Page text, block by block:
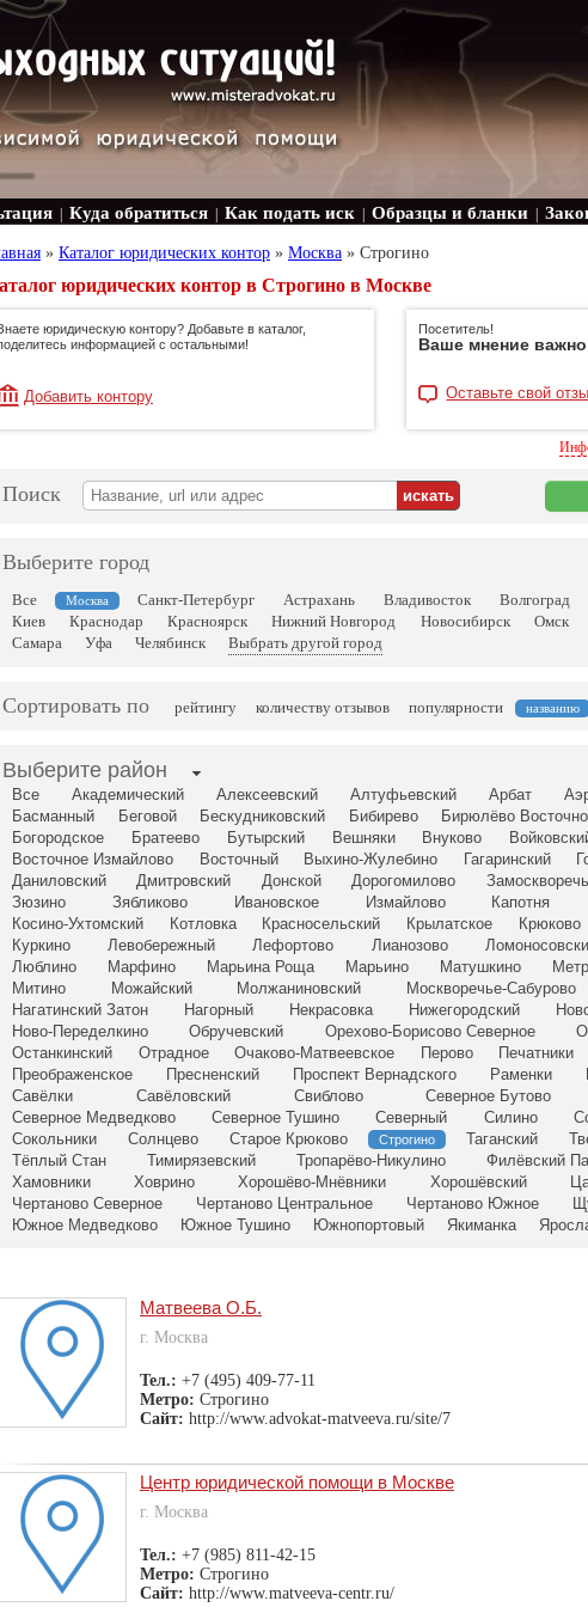
Куда обратиться Как подать иск Образцы и бланки
» Каталог юридических контор » Москва » Строгино
юридических контор в Строгино в Москве
юридическую контору? Добавьте в каталог,
информацией с остальными!
Добавить контору
Посетитель!
Ваше мнение
Оставьте свой
Поиск
Выберите город
Все Москва Санкт-Петербург Астрахань Владивосток Волгоград
Киев
Краснодар Красноярск Нижний Новгород Новосибирск Омск
Самара
Уфа Челябинск Выбрать другой город
Сортировать по рейтингу количеству отзывов популярности названию
Выберите район
Все Академический Алексеевский Алтуфьевский Арбат
Басманный
Беговой Бескудниковский Бибирево Бирюлёво
Богородское
Братеево Бутырский Вешняки Внуково
Восточное Измайлово
Восточный Выхино-Жулебино Гагаринский
Даниловский
Дмитровский Донской Дорогомилово
Зюзино
Зябликово Ивановское Измайлово Капотня
Косино-Ухтомский
Котловка Красносельский Крылатское Крюково
Куркино
Левобережный Лефортово Лианозово
Люблино
Марфино Марьина Роща Марьино Матушкино
Митино
Можайский Молжаниновский Москворечье-Сабурово
Нагатинский Затон
Нагорный Некрасовка Нижегородский
Ново-Переделкино
Обручевский Орехово-Борисово Северное
Останкинский
Отрадное Очаково-Матвеевское Перово Печатники
Преображенское
Пресненский Проспект Вернадского Раменки
Савёлки
Савёловский Свиблово Северное Бутово
Северное Медведково
Северное Тушино Северный Силино
Сокольники
Солнцево Старое Крюково Строгино Таганский
Тёплый Стан
Тимирязевский Тропарёво-Никулино Филёвский
Хамовники
Ховрино Хорошёво-Мнёвники Хорошёвский
Чертаново Северное
Чертаново Центральное Чертаново Южное
Южное Медведково
Южное Тушино Южнопортовый Якиманка
Матвеева О.Б.
г. Москва
Тел.: +7 (495) 409-77-11
Метро: Строгино
Сайт: http://www.advokat-matveeva.ru/site/7
Центр юридической помощи в Москве
г. Москва
Тел.: +7 (985) 811-42-15
Метро: Строгино
Сайт: http://www.matveeva-centr.ru/